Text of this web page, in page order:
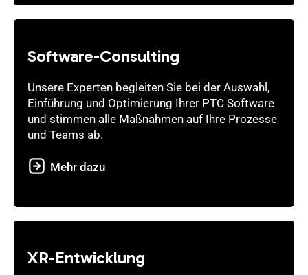
Software-Consulting
Unsere Experten begleiten Sie bei der Auswahl,
Einführung und Optimierung Ihrer PTC Software
und stimmen alle Maßnahmen auf Ihre Prozesse
und Teams ab.
Mehr dazu
XR-Entwicklung